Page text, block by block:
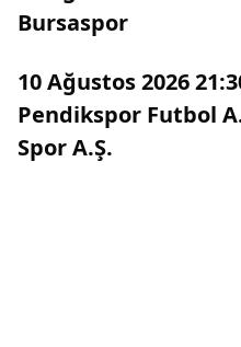
Bursaspor
10 Ağustos 2026
Pendikspor Futbol
Spor A.Ş.